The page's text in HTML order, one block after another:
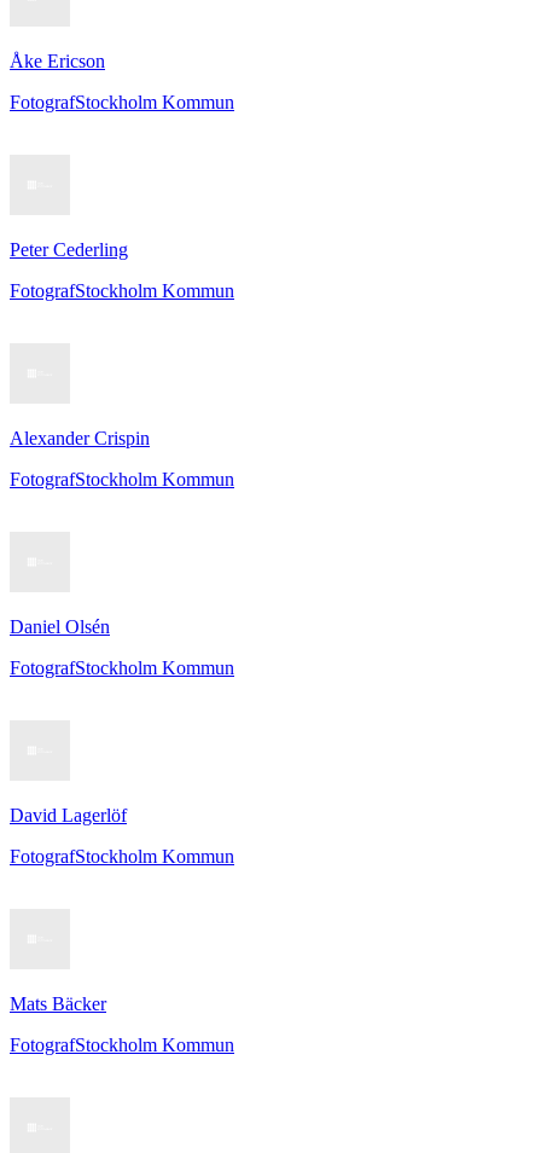
Åke Ericson
FotografStockholm Kommun
Peter Cederling
FotografStockholm Kommun
Alexander Crispin
FotografStockholm Kommun
Daniel Olsén
FotografStockholm Kommun
David Lagerlöf
FotografStockholm Kommun
Mats Bäcker
FotografStockholm Kommun